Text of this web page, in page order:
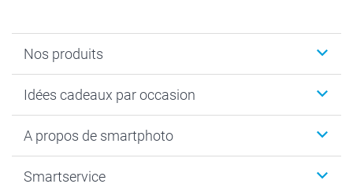
Nos produits
Calendrier photo & Agenda photo
Tirage photo & agrandissement
Faire-part & Cartes
Idées cadeaux par occasion
Anniversaire
Naissance & baptême
A propos de smartphoto
Plan du site
Smartservice